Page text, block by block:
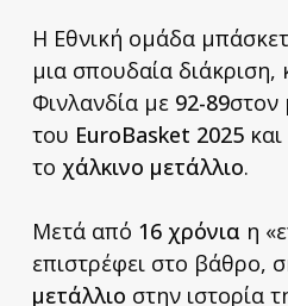
Η Εθνική ομάδα
μια σπουδαία διάκριση,
Φινλανδία με 92-89στον
του EuroBasket 2025και
το χάλκινο μετάλλιο.
Μετά από 16 χρόνια η
επιστρέφει στο βάθρο,
μετάλλιο στην ιστορία